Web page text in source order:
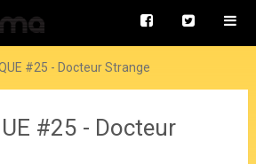
#25 - Docteur Strange
#25 - Docteur